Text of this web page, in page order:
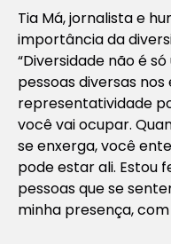
Tia Má, jornalista e
importância da
“Diversidade não é
pessoas diversas
representatividade
você vai ocupar.
se enxerga, você
pode estar ali. Estou
pessoas que se
minha presença,